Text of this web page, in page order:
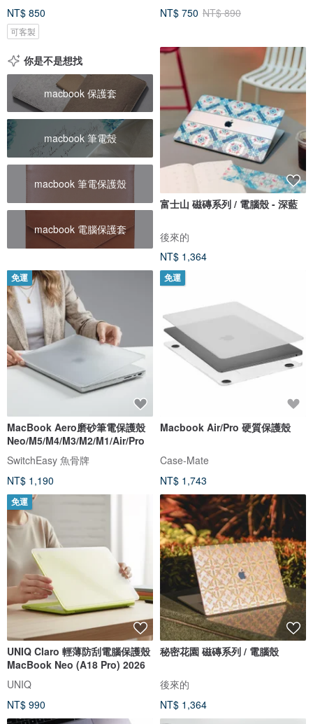
NT$ 850
可客製
NT$ 750 NT$ 890
你是不是想找
macbook 保護套
macbook 筆電殼
macbook 筆電保護殼
macbook 電腦保護套
富士山 磁磚系列 / 電腦殼 - 深藍
後來的
NT$ 1,364
免運
MacBook Aero磨砂筆電保護殼
Neo/M5/M4/M3/M2/M1/Air/Pro
SwitchEasy 魚骨牌
NT$ 1,190
免運
Macbook Air/Pro 硬質保護殼
Case-Mate
NT$ 1,743
免運
UNIQ Claro 輕薄防刮電腦保護殼
MacBook Neo (A18 Pro) 2026
UNIQ
NT$ 990
秘密花園 磁磚系列 / 電腦殼
後來的
NT$ 1,364